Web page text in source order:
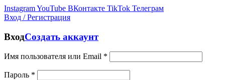
InstagramYouTube ВКонтакте TikTok Телеграм
Вход / Регистрация
ВходСоздать аккаунт
Имя пользователя или Email *
Пароль *